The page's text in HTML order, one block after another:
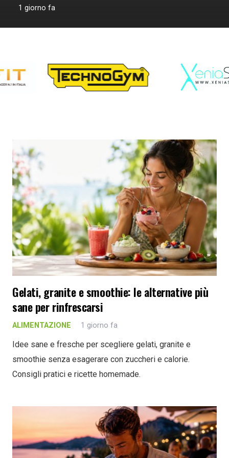
1 giorno fa
Gelati, granite e smoothie: le alternative più
sane per rinfrescarsi
ALIMENTAZIONE 1 giorno fa
Idee sane e fresche per scegliere gelati, granite e
smoothie senza esagerare con zuccheri e calorie.
Consigli pratici e ricette homemade.